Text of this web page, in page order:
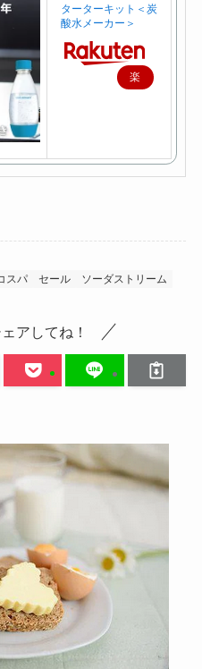
ターターキット＜炭
酸水メーカー＞
楽
スパ セール ソーダストリーム
アしてね！